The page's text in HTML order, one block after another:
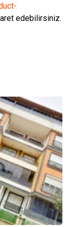
edebilirsiniz.